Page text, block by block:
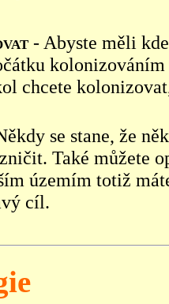
- Abyste měli
chcete
se stane, že
Také můžete
územím totiž
cíl.